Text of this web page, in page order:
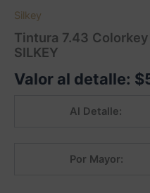
Silkey
Tintura 7.43
SILKEY
Valor al detalle: $
Al Detalle:
Por Mayor: